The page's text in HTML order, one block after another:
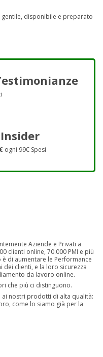
disponibile e preparato
ogni 99€ Spesi
Aziende e Privati a
clienti online, 70.000 PMI e più
di aumentare le Performance
clienti, e la loro sicurezza
da lavoro online.
che più ci distinguono.
ai nostri prodotti di alta qualità:
come lo siamo già per la